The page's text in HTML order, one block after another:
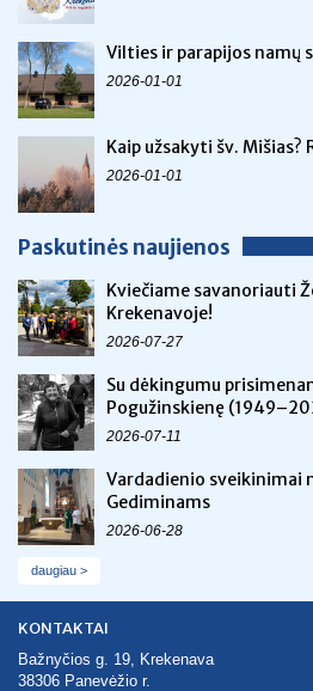
Vilties ir parapijos namų
2026-01-01
Kaip užsakyti šv.
2026-01-01
Paskutinės naujienos
Kviečiame savanoriauti
Krekenavoje!
2026-07-27
Su dėkingumu
Pogužinskienę
2026-07-11
Vardadienio sveikinimai
Gediminams
2026-06-28
daugiau >
KONTAKTAI
Bažnyčios g. 19, Krekenava
38306 Panevėžio r.